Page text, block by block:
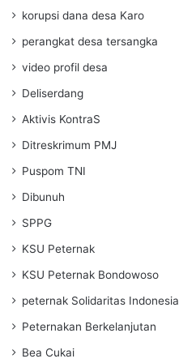
korupsi dana desa Karo
perangkat desa tersangka
video profil desa
Deliserdang
Aktivis KontraS
Ditreskrimum PMJ
Puspom TNI
Dibunuh
SPPG
KSU Peternak
KSU Peternak Bondowoso
peternak Solidaritas Indonesia
Peternakan Berkelanjutan
Bea Cukai